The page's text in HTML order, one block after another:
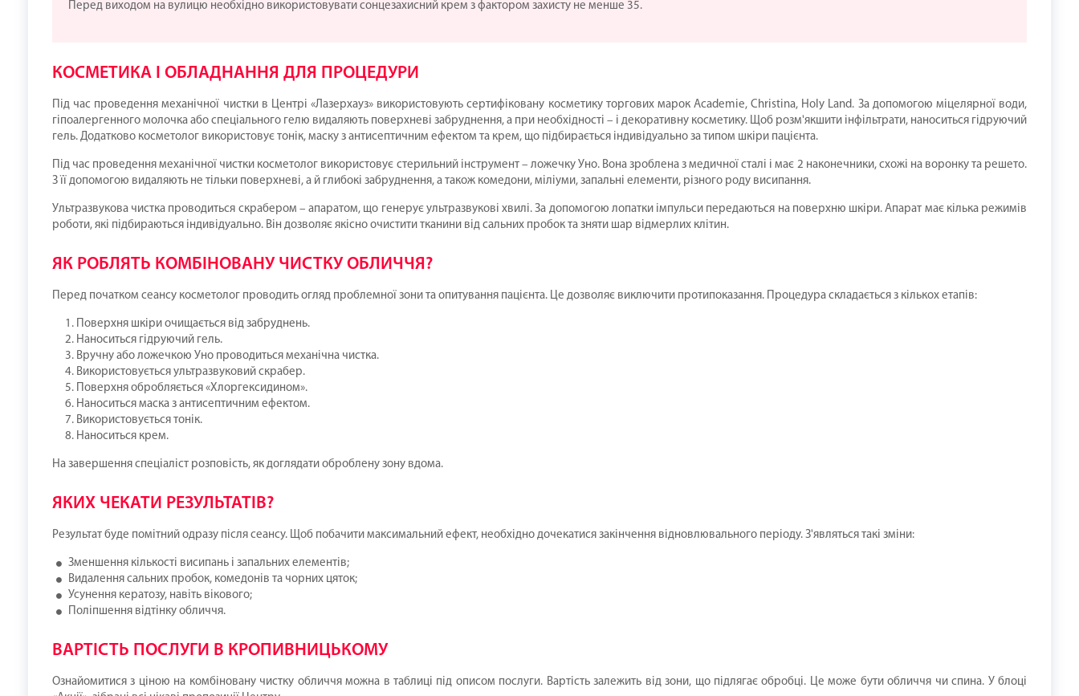
Перед виходом на вулицю необхідно використовувати сонцезахисний крем з фактором захисту не менше 35.
КОСМЕТИКА І ОБЛАДНАННЯ ДЛЯ ПРОЦЕДУРИ
Під час проведення механічної чистки в Центрі «Лазерхауз» використовують сертифіковану косметику торгових марок Academie, Christina, Holy Land. За допомогою міцелярної води,
гіпоалергенного молочка або спеціального гелю видаляють поверхневі забруднення, а при необхідності – і декоративну косметику. Щоб розм'якшити інфільтрати, наноситься гідруючий
гель. Додатково косметолог використовує тонік, маску з антисептичним ефектом та крем, що підбирається індивідуально за типом шкіри пацієнта.
Під час проведення механічної чистки косметолог використовує стерильний інструмент – ложечку Уно. Вона зроблена з медичної сталі і має 2 наконечники, схожі на воронку та решето.
З її допомогою видаляють не тільки поверхневі, а й глибокі забруднення, а також комедони, міліуми, запальні елементи, різного роду висипання.
Ультразвукова чистка проводиться скрабером – апаратом, що генерує ультразвукові хвилі. За допомогою лопатки імпульси передаються на поверхню шкіри. Апарат має кілька режимів
роботи, які підбираються індивідуально. Він дозволяє якісно очистити тканини від сальних пробок та зняти шар відмерлих клітин.
ЯК РОБЛЯТЬ КОМБІНОВАНУ ЧИСТКУ ОБЛИЧЧЯ?
Перед початком сеансу косметолог проводить огляд проблемної зони та опитування пацієнта. Це дозволяє виключити протипоказання. Процедура складається з кількох етапів:
Поверхня шкіри очищається від забруднень.
Наноситься гідруючий гель.
Вручну або ложечкою Уно проводиться механічна чистка.
Використовується ультразвуковий скрабер.
Поверхня обробляється «Хлоргексидином».
Наноситься маска з антисептичним ефектом.
Використовується тонік.
Наноситься крем.
На завершення спеціаліст розповість, як доглядати оброблену зону вдома.
ЯКИХ ЧЕКАТИ РЕЗУЛЬТАТІВ?
Результат буде помітний одразу після сеансу. Щоб побачити максимальний ефект, необхідно дочекатися закінчення відновлювального періоду. З'являться такі зміни:
Зменшення кількості висипань і запальних елементів;
Видалення сальних пробок, комедонів та чорних цяток;
Усунення кератозу, навіть вікового;
Поліпшення відтінку обличчя.
ВАРТІСТЬ ПОСЛУГИ В КРОПИВНИЦЬКОМУ
Ознайомитися з ціною на комбіновану чистку обличчя можна в таблиці під описом послуги. Вартість залежить від зони, що підлягає обробці. Це може бути обличчя чи спина. У блоці